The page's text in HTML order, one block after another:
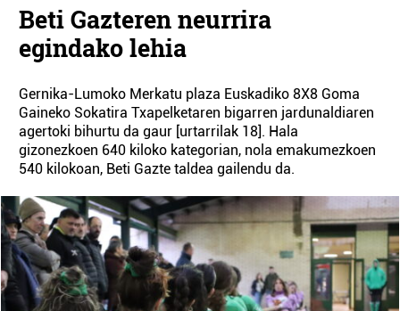
Beti Gazteren neurrira
egindako lehia
Gernika-Lumoko Merkatu plaza Euskadiko 8X8 Goma
Gaineko Sokatira Txapelketaren bigarren jardunaldiaren
agertoki bihurtu da gaur [urtarrilak 18]. Hala
gizonezkoen 640 kiloko kategorian, nola emakumezkoen
540 kilokoan, Beti Gazte taldea gailendu da.